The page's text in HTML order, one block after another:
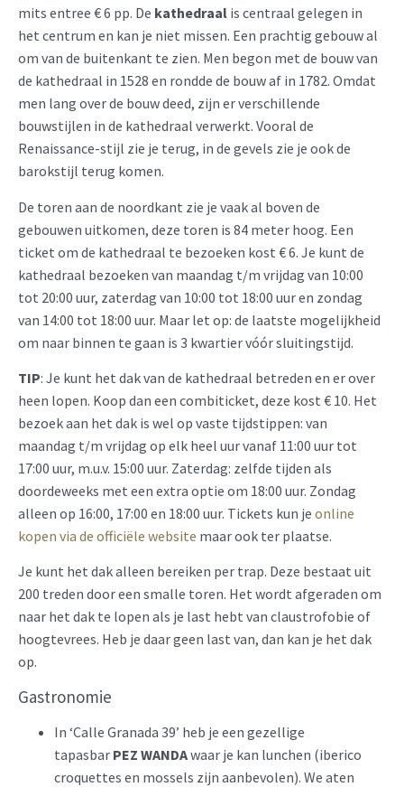
mits entree € 6 pp. De kathedraal is centraal gelegen in
het centrum en kan je niet missen. Een prachtig gebouw al
om van de buitenkant te zien. Men begon met de bouw van
de kathedraal in 1528 en rondde de bouw af in 1782. Omdat
men lang over de bouw deed, zijn er verschillende
bouwstijlen in de kathedraal verwerkt. Vooral de
Renaissance-stijl zie je terug, in de gevels zie je ook de
barokstijl terug komen.
De toren aan de noordkant zie je vaak al boven de
gebouwen uitkomen, deze toren is 84 meter hoog. Een
ticket om de kathedraal te bezoeken kost € 6. Je kunt de
kathedraal bezoeken van maandag t/m vrijdag van 10:00
tot 20:00 uur, zaterdag van 10:00 tot 18:00 uur en zondag
van 14:00 tot 18:00 uur. Maar let op: de laatste mogelijkheid
om naar binnen te gaan is 3 kwartier vóór sluitingstijd.
TIP: Je kunt het dak van de kathedraal betreden en er over
heen lopen. Koop dan een combiticket, deze kost € 10. Het
bezoek aan het dak is wel op vaste tijdstippen: van
maandag t/m vrijdag op elk heel uur vanaf 11:00 uur tot
17:00 uur, m.u.v. 15:00 uur. Zaterdag: zelfde tijden als
doordeweeks met een extra optie om 18:00 uur. Zondag
alleen op 16:00, 17:00 en 18:00 uur. Tickets kun je online
kopen via de officiële website maar ook ter plaatse.
Je kunt het dak alleen bereiken per trap. Deze bestaat uit
200 treden door een smalle toren. Het wordt afgeraden om
naar het dak te lopen als je last hebt van claustrofobie of
hoogtevrees. Heb je daar geen last van, dan kan je het dak
op.
Gastronomie
In ‘Calle Granada 39’ heb je een gezellige
tapasbar PEZ WANDAwaar je kan lunchen (iberico
croquettes en mossels zijn aanbevolen). We aten